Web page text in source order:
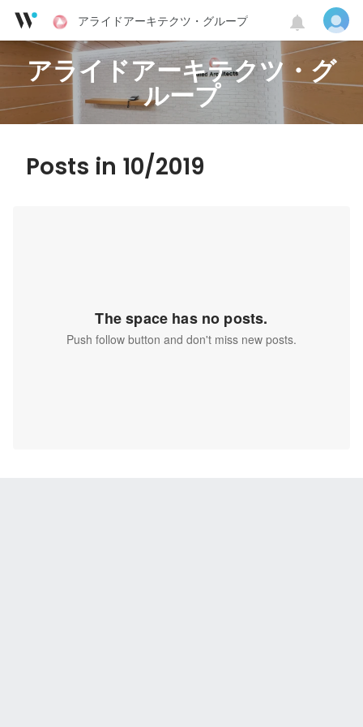
アライドアーキテクツ・グループ
アライドアーキテクツ・グ
ループ
Posts in 10/2019
The space has no posts.
Push follow button and don't miss new posts.